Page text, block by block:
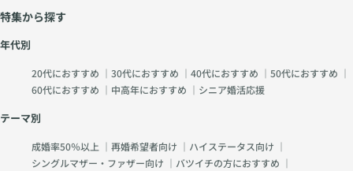
特集から探す
年代別
20代におすすめ ｜ 30代におすすめ ｜ 40代におすすめ ｜ 50代におすすめ ｜
60代におすすめ ｜ 中高年におすすめ ｜ シニア婚活応援
テーマ別
成婚率50％以上 ｜ 再婚希望者向け ｜ ハイステータス向け ｜
シングルマザー・ファザー向け ｜ バツイチの方におすすめ ｜